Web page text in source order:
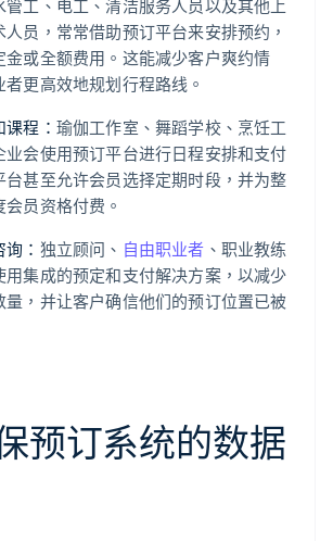
管工、电工、清洁服务人员以及其他上
员，常常借助预订平台来安排预约，
金或全额费用。这能减少客户爽约情
更高效地规划行程路线。
程： 瑜伽工作室、舞蹈学校、烹饪工
业会使用预订平台进行日程安排和支付
台甚至允许会员选择定期时段，并为整
员资格付费。
： 独立顾问、 自由职业者 、职业教练
用集成的预定和支付解决方案，以减少
量，并让客户确信他们的预订位置已被
预订系统的数据